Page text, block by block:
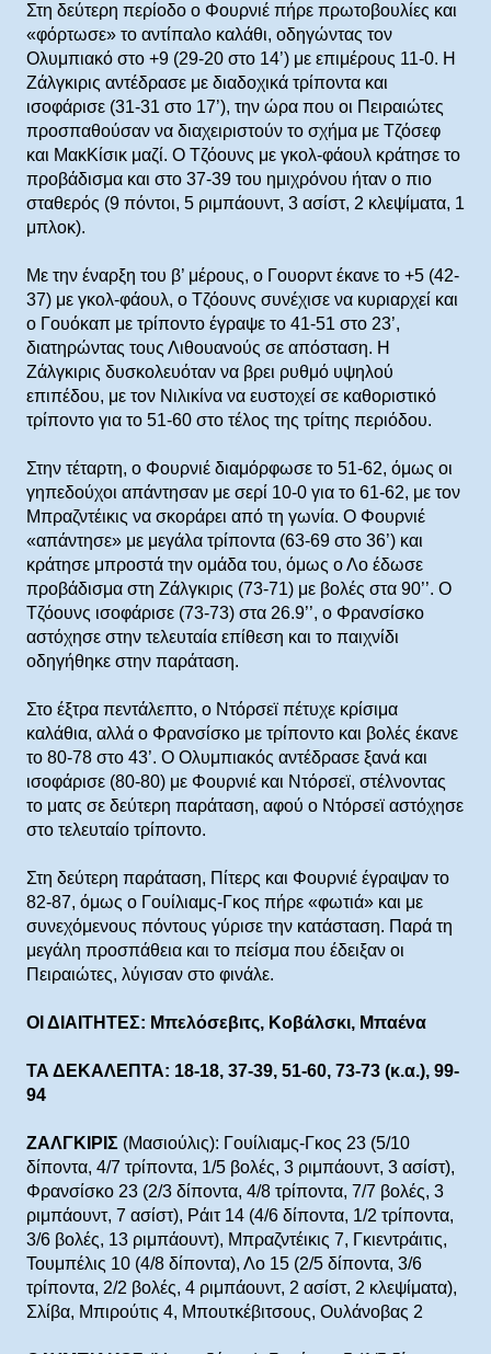
Στη δεύτερη περίοδο ο Φουρνιέ πήρε πρωτοβουλίες και
«φόρτωσε» το αντίπαλο καλάθι, οδηγώντας τον
Ολυμπιακό στο +9 (29-20 στο 14’) με επιμέρους 11-0. Η
Ζάλγκιρις αντέδρασε με διαδοχικά τρίποντα και
ισοφάρισε (31-31 στο 17’), την ώρα που οι Πειραιώτες
προσπαθούσαν να διαχειριστούν το σχήμα με Τζόσεφ
και ΜακΚίσικ μαζί. Ο Τζόουνς με γκολ-φάουλ κράτησε το
προβάδισμα και στο 37-39 του ημιχρόνου ήταν ο πιο
σταθερός (9 πόντοι, 5 ριμπάουντ, 3 ασίστ, 2 κλεψίματα, 1
μπλοκ).
Με την έναρξη του β’ μέρους, ο Γουορντ έκανε το +5 (42-
37) με γκολ-φάουλ, ο Τζόουνς συνέχισε να κυριαρχεί και
ο Γουόκαπ με τρίποντο έγραψε το 41-51 στο 23’,
διατηρώντας τους Λιθουανούς σε απόσταση. Η
Ζάλγκιρις δυσκολευόταν να βρει ρυθμό υψηλού
επιπέδου, με τον Νιλικίνα να ευστοχεί σε καθοριστικό
τρίποντο για το 51-60 στο τέλος της τρίτης περιόδου.
Στην τέταρτη, ο Φουρνιέ διαμόρφωσε το 51-62, όμως οι
γηπεδούχοι απάντησαν με σερί 10-0 για το 61-62, με τον
Μπραζντέικις να σκοράρει από τη γωνία. Ο Φουρνιέ
«απάντησε» με μεγάλα τρίποντα (63-69 στο 36’) και
κράτησε μπροστά την ομάδα του, όμως ο Λο έδωσε
προβάδισμα στη Ζάλγκιρις (73-71) με βολές στα 90’’. Ο
Τζόουνς ισοφάρισε (73-73) στα 26.9’’, ο Φρανσίσκο
αστόχησε στην τελευταία επίθεση και το παιχνίδι
οδηγήθηκε στην παράταση.
Στο έξτρα πεντάλεπτο, ο Ντόρσεϊ πέτυχε κρίσιμα
καλάθια, αλλά ο Φρανσίσκο με τρίποντο και βολές έκανε
το 80-78 στο 43’. Ο Ολυμπιακός αντέδρασε ξανά και
ισοφάρισε (80-80) με Φουρνιέ και Ντόρσεϊ, στέλνοντας
το ματς σε δεύτερη παράταση, αφού ο Ντόρσεϊ αστόχησε
στο τελευταίο τρίποντο.
Στη δεύτερη παράταση, Πίτερς και Φουρνιέ έγραψαν το
82-87, όμως ο Γουίλιαμς-Γκος πήρε «φωτιά» και με
συνεχόμενους πόντους γύρισε την κατάσταση. Παρά τη
μεγάλη προσπάθεια και το πείσμα που έδειξαν οι
Πειραιώτες, λύγισαν στο φινάλε.
ΟΙ ΔΙΑΙΤΗΤΕΣ: Μπελόσεβιτς, Κοβάλσκι, Μπαένα
ΤΑ ΔΕΚΑΛΕΠΤΑ: 18-18, 37-39, 51-60, 73-73 (κ.α.), 99-
94
ΖΑΛΓΚΙΡΙΣ (Μασιούλις): Γουίλιαμς-Γκος 23 (5/10
δίποντα, 4/7 τρίποντα, 1/5 βολές, 3 ριμπάουντ, 3 ασίστ),
Φρανσίσκο 23 (2/3 δίποντα, 4/8 τρίποντα, 7/7 βολές, 3
ριμπάουντ, 7 ασίστ), Ράιτ 14 (4/6 δίποντα, 1/2 τρίποντα,
3/6 βολές, 13 ριμπάουντ), Μπραζντέικις 7, Γκιεντράιτις,
Τουμπέλις 10 (4/8 δίποντα), Λο 15 (2/5 δίποντα, 3/6
τρίποντα, 2/2 βολές, 4 ριμπάουντ, 2 ασίστ, 2 κλεψίματα),
Σλίβα, Μπιρούτις 4, Μπουτκέβιτσους, Ουλάνοβας 2